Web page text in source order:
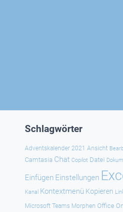
Schlagwörter
Adventskalender 2021 Ansicht
Camtasia Chat Copilot Datei
Einfügen Einstellungen
Kanal Kontextmenü Kopieren
Microsoft Teams Morphen Office